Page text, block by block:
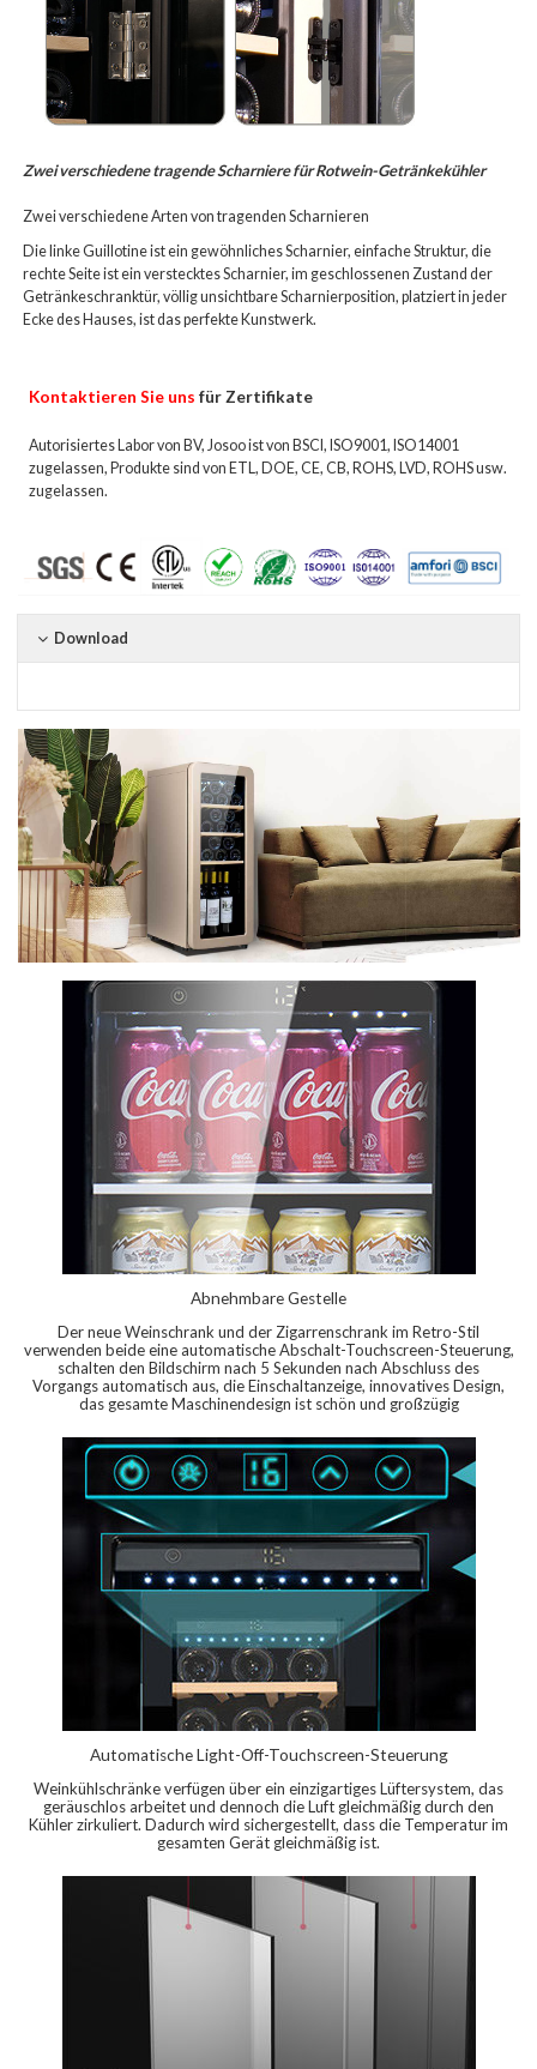
Zwei verschiedene tragende Scharniere für Rotwein-Getränkekühler
Zwei verschiedene Arten von tragenden Scharnieren
Die linke Guillotine ist ein gewöhnliches Scharnier, einfache Struktur, die
rechte Seite ist ein verstecktes Scharnier, im geschlossenen Zustand der
Getränkeschranktür, völlig unsichtbare Scharnierposition, platziert in jeder
Ecke des Hauses, ist das perfekte Kunstwerk.
Kontaktieren Sie uns für Zertifikate
Autorisiertes Labor von BV, Josoo ist von BSCI, ISO9001, ISO14001
zugelassen, Produkte sind von ETL, DOE, CE, CB, ROHS, LVD, ROHS usw.
zugelassen.
Download
Abnehmbare Gestelle
Der neue Weinschrank und der Zigarrenschrank im Retro-Stil
verwenden beide eine automatische Abschalt-Touchscreen-Steuerung,
schalten den Bildschirm nach 5 Sekunden nach Abschluss des
Vorgangs automatisch aus, die Einschaltanzeige, innovatives Design,
das gesamte Maschinendesign ist schön und großzügig
Automatische Light-Off-Touchscreen-Steuerung
Weinkühlschränke verfügen über ein einzigartiges Lüftersystem, das
geräuschlos arbeitet und dennoch die Luft gleichmäßig durch den
Kühler zirkuliert. Dadurch wird sichergestellt, dass die Temperatur im
gesamten Gerät gleichmäßig ist.